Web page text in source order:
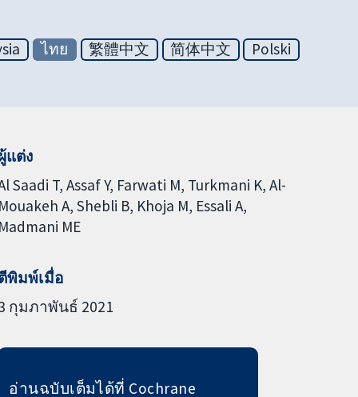
ไทย 繁體中文 简体中文
Polski
แต่ง
Saadi T Assaf Y Farwati M Turkmani K Al-
Mouakeh A Shebli B Khoja M Essali A
Madmani ME
พิมพ์เมื่อ
กุมภาพันธ์ 2021
อ่านฉบับเต็มได้ที่ Cochrane